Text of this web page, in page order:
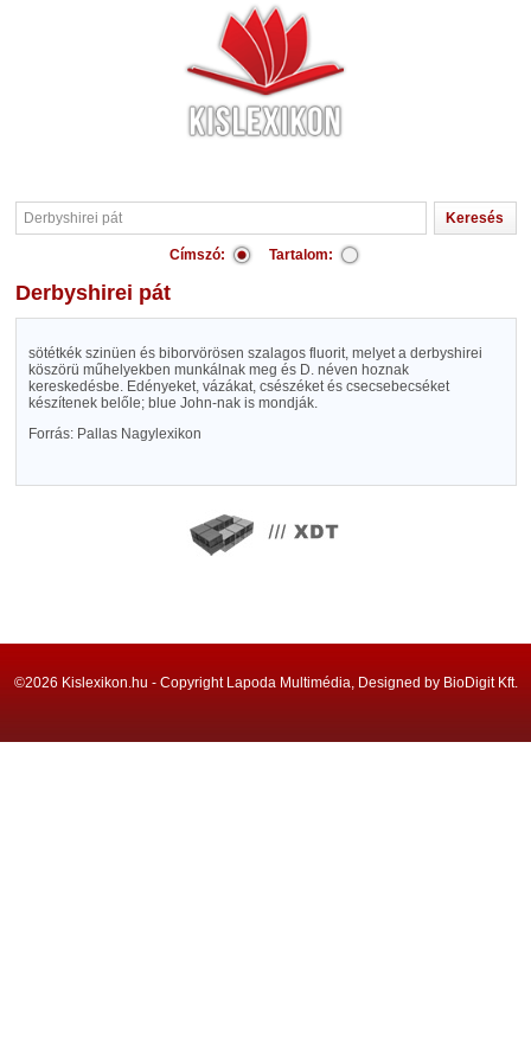
Címszó: Tartalom:
Derbyshirei pát
sötétkék szinüen és biborvörösen szalagos fluorit, melyet a derbyshirei
köszörü műhelyekben munkálnak meg és D. néven hoznak
kereskedésbe. Edényeket, vázákat, csészéket és csecsebecséket
készítenek belőle; blue John-nak is mondják.
Forrás: Pallas Nagylexikon
©2026 Kislexikon.hu - Copyright Lapoda Multimédia, Designed by BioDigit Kft.